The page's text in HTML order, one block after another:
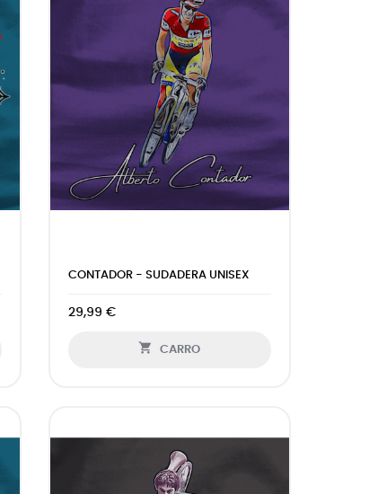
CONTADOR - SUDADERA UNISEX
29,99 €
 CARRO